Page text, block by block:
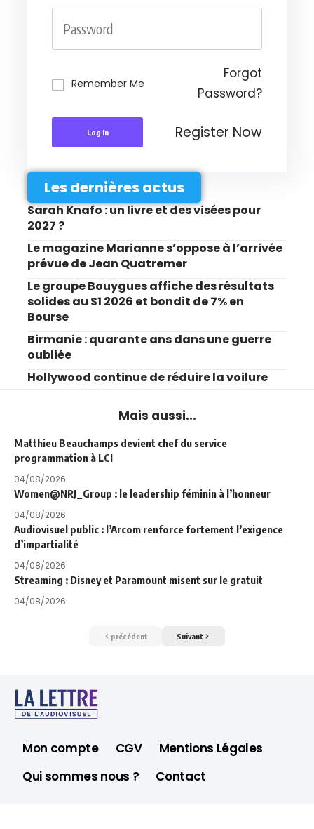
Remember Me
Forgot
Password?
Log In Register Now
Les dernières actus
Sarah Knafo : un livre et des visées pour
2027 ?
Le magazine Marianne s’oppose à l’arrivée
prévue de Jean Quatremer
Le groupe Bouygues affiche des résultats
solides au S1 2026 et bondit de 7% en
Bourse
Birmanie : quarante ans dans une guerre
oubliée
Hollywood continue de réduire la voilure
Mais aussi...
Matthieu Beauchamps devient chef du service
programmation à LCI
04/08/2026
Women@NRJ_Group : le leadership féminin à l’honneur
04/08/2026
Audiovisuel public : l’Arcom renforce fortement l’exigence
d’impartialité
04/08/2026
Streaming : Disney et Paramount misent sur le gratuit
04/08/2026
précédent Suivant
Mon compte CGV
Mentions Légales
Qui sommes nous ?
Contact